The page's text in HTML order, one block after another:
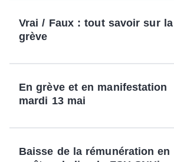
Vrai / Faux : tout savoir sur la
grève
En grève et en manifestation
mardi 13 mai
Baisse de la rémunération en